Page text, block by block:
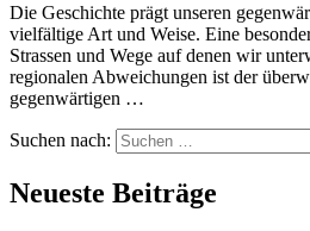
Die Geschichte prägt unseren
vielfältige Art und Weise. Eine
Strassen und Wege auf denen wir
regionalen Abweichungen ist der
gegenwärtigen …
Suchen nach:
Neueste Beiträge